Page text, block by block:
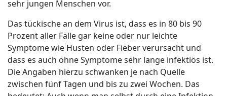
sehr jungen Menschen vor.
Das tückische an dem Virus ist, dass es in 80 bis 90
Prozent aller Fälle gar keine oder nur leichte
Symptome wie Husten oder Fieber verursacht und
dass es auch ohne Symptome sehr lange infektiös ist.
Die Angaben hierzu schwanken je nach Quelle
zwischen fünf Tagen und bis zu zwei Wochen. Das